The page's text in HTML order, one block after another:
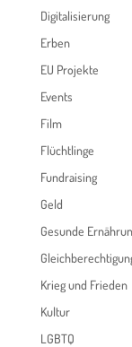
Digitalisierung
Erben
EU Projekte
Events
Film
Flüchtlinge
Fundraising
Geld
Gesunde
Krieg und Frieden
Kultur
LGBTQ